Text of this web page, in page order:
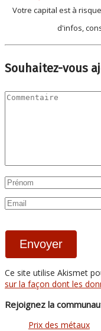
Votre capital est à
d'infos,
Souhaitez-vous
Ce site utilise Akismet
sur la façon dont les
Rejoignez la
Prix des métaux